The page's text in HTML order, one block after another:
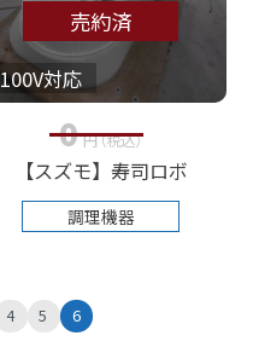
売約済
100V対応
0 円（税込）
【スズモ】寿司ロボ
調理機器
4 5 6